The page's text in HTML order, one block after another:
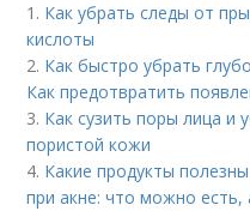
1. Как убрать следы от
кислоты
2. Как быстро убрать
Как предотвратить
3. Как сузить поры лица и
пористой кожи
4. Какие продукты
при акне: что можно есть,